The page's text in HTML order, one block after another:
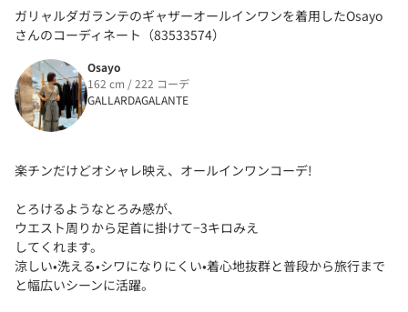
ガリャルダガランテのギャザーオールインワンを着用したOsayo
さんのコーディネート（83533574）
Osayo
162 cm / 222 コーデ
GALLARDAGALANTE
楽チンだけどオシャレ映え、オールインワンコーデ!
とろけるようなとろみ感が、
ウエスト周りから足首に掛けて−3キロみえ
してくれます。
涼しい•洗える•シワになりにくい•着心地抜群と普段から旅行まで
と幅広いシーンに活躍。